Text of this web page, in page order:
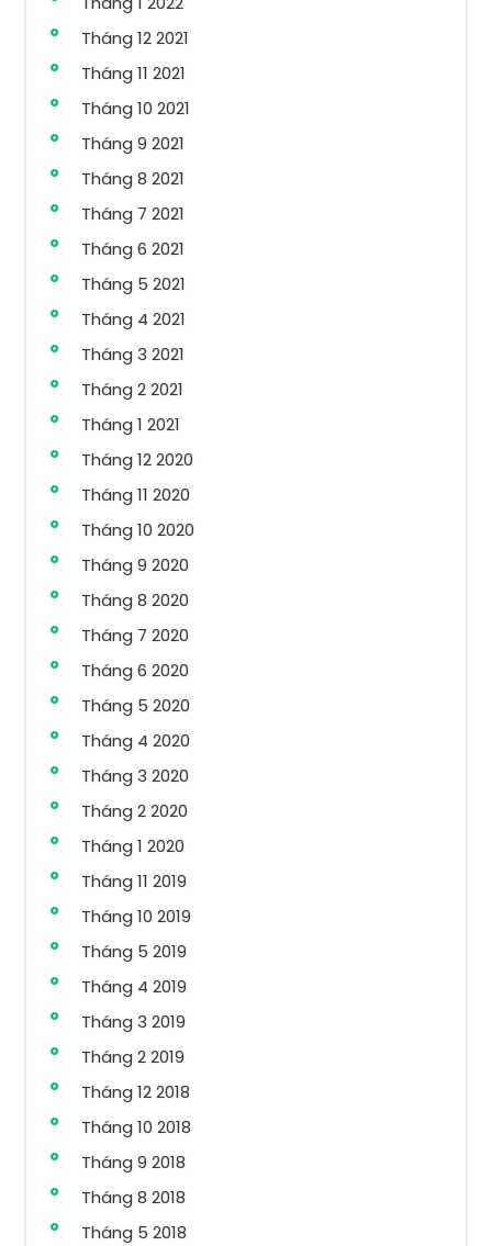
Tháng 12 2021
Tháng 11 2021
Tháng 10 2021
Tháng 9 2021
Tháng 8 2021
Tháng 7 2021
Tháng 6 2021
Tháng 5 2021
Tháng 4 2021
Tháng 3 2021
Tháng 2 2021
Tháng 1 2021
Tháng 12 2020
Tháng 11 2020
Tháng 10 2020
Tháng 9 2020
Tháng 8 2020
Tháng 7 2020
Tháng 6 2020
Tháng 5 2020
Tháng 4 2020
Tháng 3 2020
Tháng 2 2020
Tháng 1 2020
Tháng 11 2019
Tháng 10 2019
Tháng 5 2019
Tháng 4 2019
Tháng 3 2019
Tháng 2 2019
Tháng 12 2018
Tháng 10 2018
Tháng 9 2018
Tháng 8 2018
Tháng 5 2018